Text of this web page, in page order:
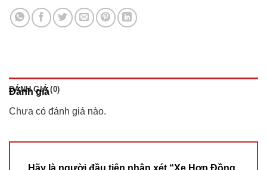
ĐÁNH GIÁ (0)
Đánh giá
Chưa có đánh giá nào.
Hãy là người đầu tiên nhận xét “Xe Hợp Đồng